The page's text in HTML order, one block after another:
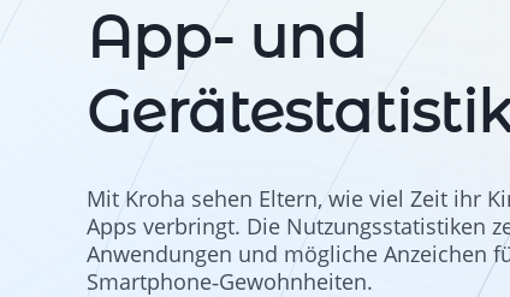
App‑ und
Mit Kroha sehen Eltern, wie viel Zeit ihr
Apps verbringt. Die Nutzungsstatistiken
Anwendungen und mögliche Anzeichen
Smartphone‑Gewohnheiten.